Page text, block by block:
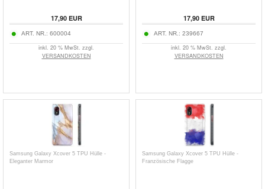
17,90EUR
ART. NR.: 600004
inkl. 20 % MwSt. zzgl.
VERSANDKOSTEN
17,90EUR
ART. NR.: 239667
inkl. 20 % MwSt. zzgl.
VERSANDKOSTEN
Samsung Galaxy Xcover 5 TPU Hülle -
Eleganter Marmor
Samsung Galaxy Xcover 5 TPU Hülle -
Französische Flagge